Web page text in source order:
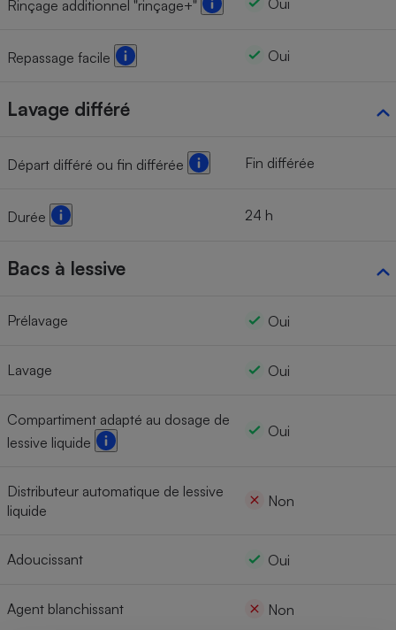
Rinçage additionnel "rinçage+"
Repassage facile Oui
Lavage différé
Départ différé ou fin différée Fin différée
Durée 24 h
Bacs à lessive
Prélavage Oui
Lavage Oui
Compartiment adapté au dosage de
lessive liquide
Oui
Distributeur automatique de lessive
liquide
Non
Adoucissant Oui
Agent blanchissant Non